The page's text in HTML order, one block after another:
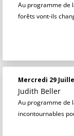
Au programme de
forêts vont-ils
Mercredi 29
Judith Beller
Au programme de
incontournables